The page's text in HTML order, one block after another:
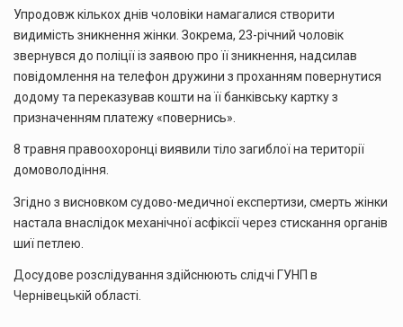
Упродовж кількох днів чоловіки намагалися створити
видимість зникнення жінки. Зокрема, 23-річний чоловік
звернувся до поліції із заявою про її зникнення, надсилав
повідомлення на телефон дружини з проханням повернутися
додому та переказував кошти на її банківську картку з
призначенням платежу «повернись».
8 травня правоохоронці виявили тіло загиблої на території
домоволодіння.
Згідно з висновком судово-медичної експертизи, смерть жінки
настала внаслідок механічної асфіксії через стискання органів
шиї петлею.
Досудове розслідування здійснюють слідчі ГУНП в
Чернівецькій області.